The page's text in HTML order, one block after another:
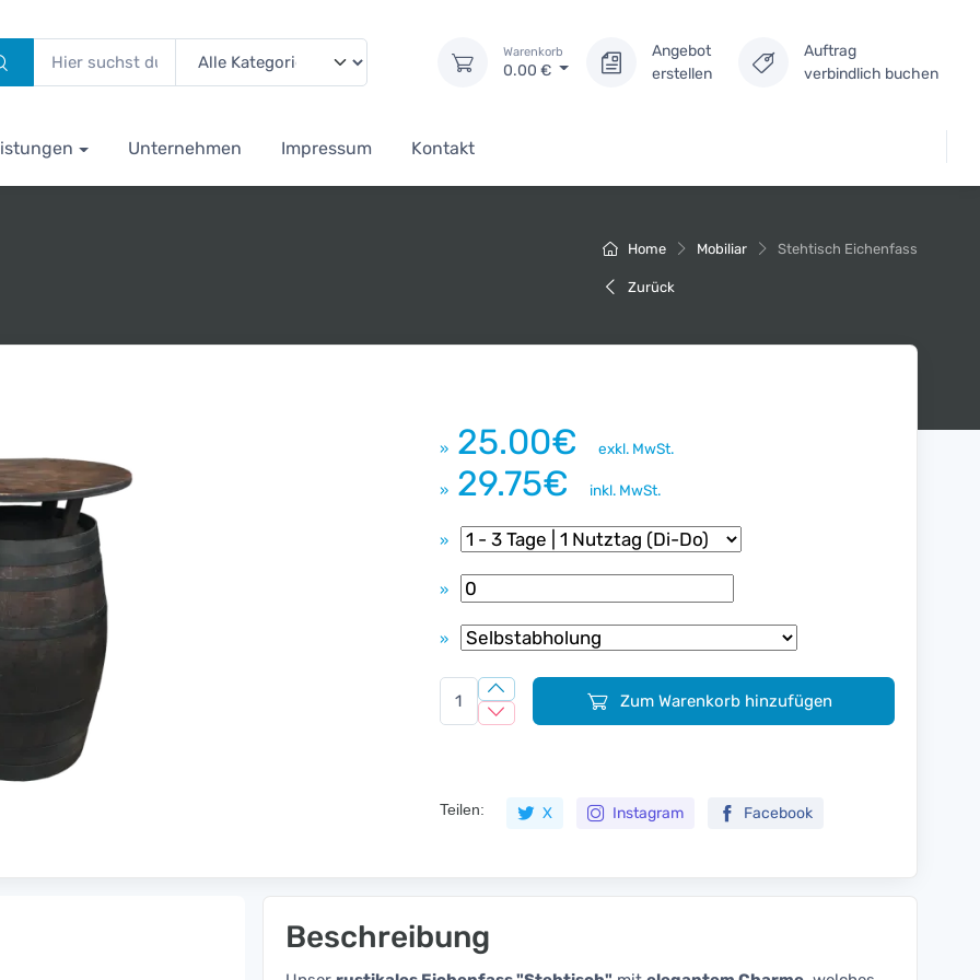
Warenkorb
0.00 €
Angebot
erstellen
Auftrag
verbindlich buchen
Unternehmen Impressum Kontakt
Home Mobiliar Stehtisch Eichenfass
Zurück
» 25.00€ exkl. MwSt.
» 29.75€ inkl. MwSt.
»
»
»
Zum Warenkorb hinzufügen
Teilen: X Instagram Facebook
Beschreibung